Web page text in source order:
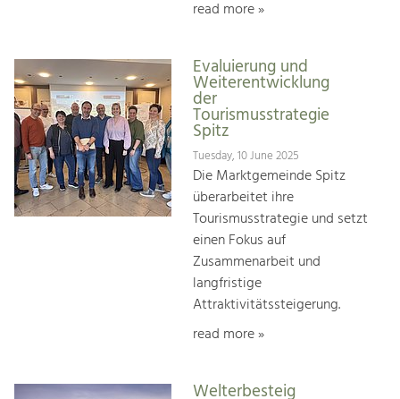
read more »
Evaluierung und
Weiterentwicklung
der
Tourismusstrategie
Spitz
Tuesday, 10 June 2025
Die Marktgemeinde Spitz
überarbeitet ihre
Tourismusstrategie und setzt
einen Fokus auf
Zusammenarbeit und
langfristige
Attraktivitätssteigerung.
read more »
Welterbesteig